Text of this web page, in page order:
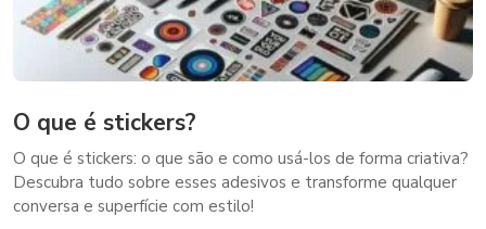
O que é stickers?
O que é stickers: o que são e como usá-los de forma criativa?
Descubra tudo sobre esses adesivos e transforme qualquer
conversa e superfície com estilo!